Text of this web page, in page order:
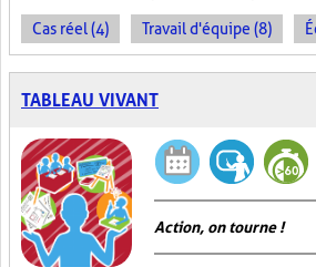
Cas réel (4) Travail d'équipe (8)
TABLEAU VIVANT
Action, on tourne !